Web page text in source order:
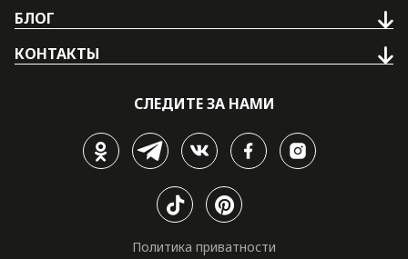
БЛОГ
КОНТАКТЫ
СЛЕДИТЕ ЗА НАМИ
Политика приватности